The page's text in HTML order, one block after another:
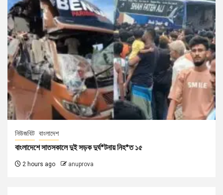
নিউজবিট বাংলাদেশ
বাংলাদেশে সাতসকালে দুই সড়ক দুর্ঘ*টনায় নিহ*ত ১৫
2 hours ago anuprova